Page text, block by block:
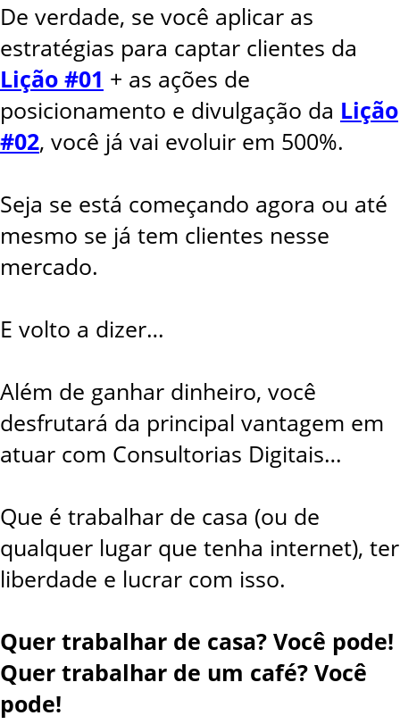
De verdade, se você aplicar as
estratégias para captar clientes da
Lição #01 + as ações de
posicionamento e divulgação da Lição
#02, você já vai evoluir em 500%.
Seja se está começando agora ou até
mesmo se já tem clientes nesse
mercado.
E volto a dizer…
Além de ganhar dinheiro, você
desfrutará da principal vantagem em
atuar com Consultorias Digitais…
Que é trabalhar de casa (ou de
qualquer lugar que tenha internet), ter
liberdade e lucrar com isso.
Quer trabalhar de casa? Você pode!
Quer trabalhar de um café? Você
pode!